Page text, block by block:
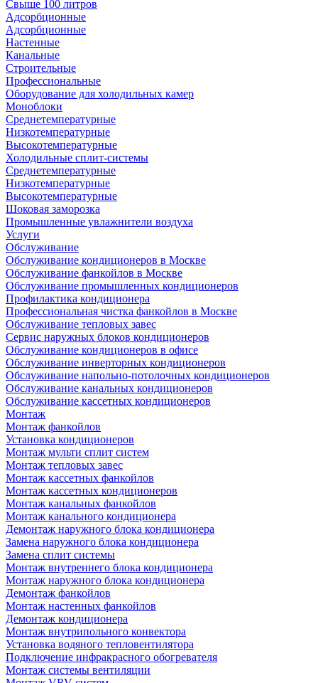
Свыше 100 литров
Адсорбционные
Адсорбционные
Настенные
Канальные
Строительные
Профессиональные
Оборудование для холодильных камер
Моноблоки
Среднетемпературные
Низкотемпературные
Высокотемпературные
Холодильные сплит-системы
Среднетемпературные
Низкотемпературные
Высокотемпературные
Шоковая заморозка
Промышленные увлажнители воздуха
Услуги
Обслуживание
Обслуживание кондиционеров в Москве
Обслуживание фанкойлов в Москве
Обслуживание промышленных кондиционеров
Профилактика кондиционера
Профессиональная чистка фанкойлов в Москве
Обслуживание тепловых завес
Сервис наружных блоков кондиционеров
Обслуживание кондиционеров в офисе
Обслуживание инверторных кондиционеров
Обслуживание напольно-потолочных кондиционеров
Обслуживание канальных кондиционеров
Обслуживание кассетных кондиционеров
Монтаж
Монтаж фанкойлов
Установка кондиционеров
Монтаж мульти сплит систем
Монтаж тепловых завес
Монтаж кассетных фанкойлов
Монтаж кассетных кондиционеров
Монтаж канальных фанкойлов
Монтаж канального кондиционера
Демонтаж наружного блока кондиционера
Замена наружного блока кондиционера
Замена сплит системы
Монтаж внутреннего блока кондиционера
Монтаж наружного блока кондиционера
Демонтаж фанкойлов
Монтаж настенных фанкойлов
Демонтаж кондиционера
Монтаж внутрипольного конвектора
Установка водяного тепловентилятора
Подключение инфракрасного обогревателя
Монтаж системы вентиляции